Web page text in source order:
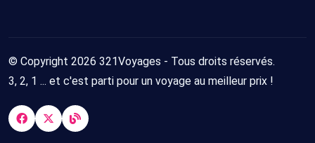
© Copyright 2026 321Voyages - Tous droits réservés.
3, 2, 1 ... et c'est parti pour un voyage au meilleur prix !